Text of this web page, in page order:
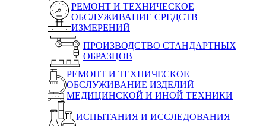
РЕМОНТ И ТЕХНИЧЕСКОЕ
ОБСЛУЖИВАНИЕ СРЕДСТВ
ИЗМЕРЕНИЙ
ПРОИЗВОДСТВО СТАНДАРТНЫХ
ОБРАЗЦОВ
РЕМОНТ И ТЕХНИЧЕСКОЕ
ОБСЛУЖИВАНИЕ ИЗДЕЛИЙ
МЕДИЦИНСКОЙ И ИНОЙ ТЕХНИКИ
ИСПЫТАНИЯ И ИССЛЕДОВАНИЯ